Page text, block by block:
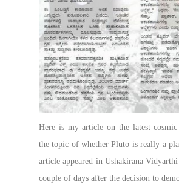
Here is my article on the latest
the topic of whether Pluto is really a
article appeared in Ushakirana
couple of days after the decision to